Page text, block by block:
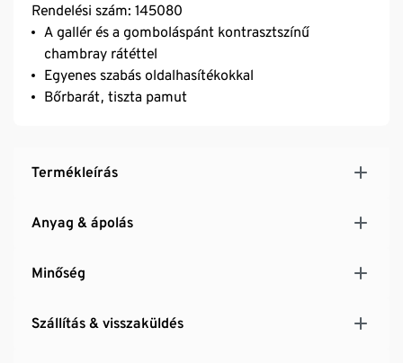
Rendelési szám: 145080
A gallér és a gomboláspánt kontrasztszínű
chambray rátéttel
Egyenes szabás oldalhasítékokkal
Bőrbarát, tiszta pamut
Termékleírás
Anyag & ápolás
Minőség
Szállítás & visszaküldés